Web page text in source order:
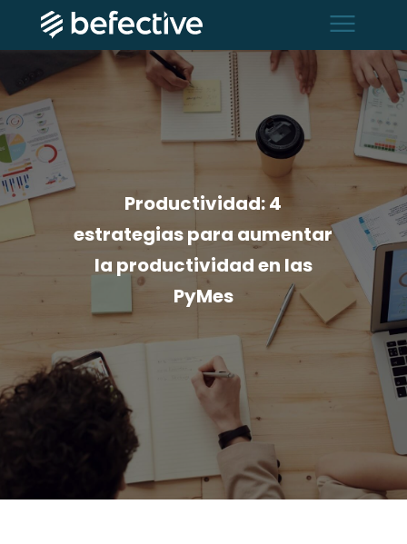
menu
Productividad: 4
estrategias para aumentar
la productividad en las
PyMes